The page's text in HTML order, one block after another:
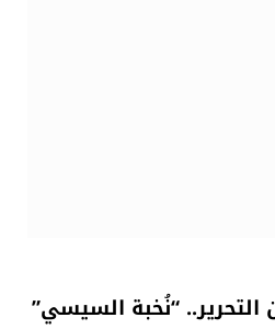
التحرير.. “نُخبة السيسي”